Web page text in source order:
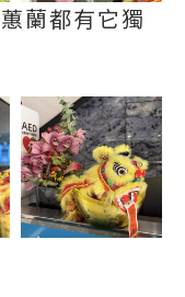
蘭都有它獨